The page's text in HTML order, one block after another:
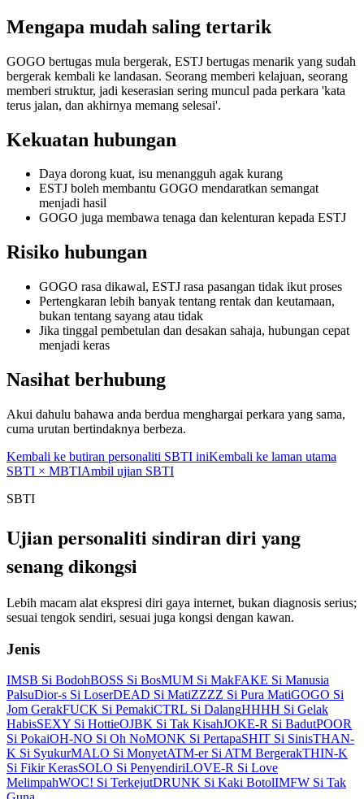
Mengapa mudah saling tertarik
GOGO bertugas mula bergerak, ESTJ bertugas menarik yang sudah
bergerak kembali ke landasan. Seorang memberi kelajuan, seorang
memberi struktur, jadi keserasian sering muncul pada perkara 'kata
terus jalan, dan akhirnya memang selesai'.
Kekuatan hubungan
Daya dorong kuat, isu menangguh agak kurang
ESTJ boleh membantu GOGO mendaratkan semangat
menjadi hasil
GOGO juga membawa tenaga dan kelenturan kepada ESTJ
Risiko hubungan
GOGO rasa dikawal, ESTJ rasa pasangan tidak ikut proses
Pertengkaran lebih banyak tentang rentak dan keutamaan,
bukan tentang sayang atau tidak
Jika tinggal pembetulan dan desakan sahaja, hubungan cepat
menjadi keras
Nasihat berhubung
Akui dahulu bahawa anda berdua menghargai perkara yang sama,
cuma urutan bertindaknya berbeza.
Kembali ke butiran personaliti SBTI iniKembali ke laman utama
SBTI × MBTIAmbil ujian SBTI
SBTI
Ujian personaliti sindiran diri yang
senang dikongsi
Lebih macam alat ekspresi diri gaya internet, bukan diagnosis serius;
sesuai tengok sendiri, sesuai juga kongsi dengan kawan.
Jenis
IMSB Si BodohBOSS Si BosMUM Si MakFAKE Si Manusia
PalsuDior-s Si LoserDEAD Si MatiZZZZ Si Pura MatiGOGO Si
Jom GerakFUCK Si PemakiCTRL Si DalangHHHH Si Gelak
HabisSEXY Si HottieOJBK Si Tak KisahJOKE-R Si BadutPOOR
Si PokaiOH-NO Si Oh NoMONK Si PertapaSHIT Si SinisTHAN-
K Si SyukurMALO Si MonyetATM-er Si ATM BergerakTHIN-K
Si Fikir KerasSOLO Si PenyendiriLOVE-R Si Love
MelimpahWOC! Si TerkejutDRUNK Si Kaki BotolIMFW Si Tak